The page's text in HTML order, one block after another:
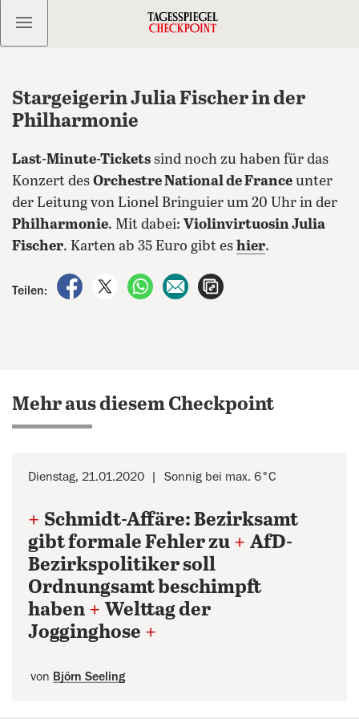
Kostenlos anmelden
Stargeigerin Julia Fischer in der
Philharmonie
Last-Minute-Tickets sind noch zu haben für das
Konzert des Orchestre National de France unter
der Leitung von Lionel Bringuier um 20 Uhr in der
Philharmonie. Mit dabei: Violinvirtuosin Julia
Fischer. Karten ab 35 Euro gibt es hier.
Teilen:
auf Facebook teilen
auf X teilenper WhatsApp teilen
per E-Mail teilen
Mehr aus diesem Checkpoint
Dienstag, 21.01.2020 Sonnig bei max. 6°C
+ Schmidt-Affäre: Bezirksamt
gibt formale Fehler zu + AfD-
Bezirkspolitiker soll
Ordnungsamt beschimpft
haben + Welttag der
Jogginghose +
von Björn Seeling